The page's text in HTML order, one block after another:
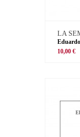
LA
10,00 €